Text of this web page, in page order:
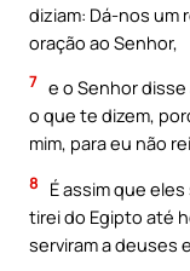
diziam: Dá-nos um
oração ao Senhor,
7 e o Senhor
o que te dizem,
mim, para eu não
8
É assim que
tirei do Egipto até
serviram a deuses